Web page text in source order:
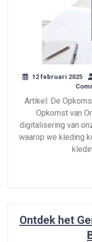
12 februari 2025
Artikel: De
Opkomst van
digitalisering van
waarop we kleding
Ontdek het